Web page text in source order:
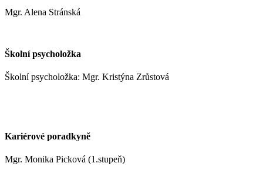
Mgr. Alena Stránská
Školní psycholožka
Školní psycholožka: Mgr. Kristýna Zrůstová
Kariérové poradkyně
Mgr. Monika Picková (1.stupeň)